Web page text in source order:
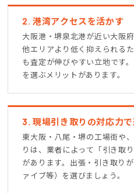
2. 港湾アクセスを活かす
大阪港・堺泉北港が近い大阪
他エリアより低く抑えられる
も査定が伸びやすい立地です
を選ぶメリットがあります。
3. 現場引き取りの対応力
東大阪・八尾・堺の工場街や
りは、業者によって「引き取
があります。出張・引き取り
ァイブ等）を選びましょう。